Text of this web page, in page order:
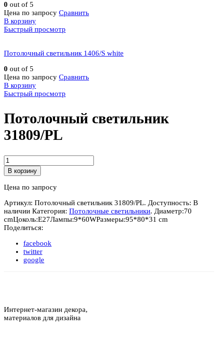
0 out of 5
Цена по запросу Сравнить
В корзину
Быстрый просмотр
Потолочный светильник 1406/S white
0 out of 5
Цена по запросу Сравнить
В корзину
Быстрый просмотр
Потолочный светильник
31809/PL
Количество
Потолочный
светильник
31809/PL
В корзину
Цена по запросу
Артикул: Потолочный светильник 31809/PL. Доступность: В
наличии Категория: Потолочные светильники. Диаметр:70
cmЦоколь:E27Лампы:9*60WРазмеры:95*80*31 cm
Поделиться:
facebook
twitter
google
Интернет-магазин декора,
материалов для дизайна